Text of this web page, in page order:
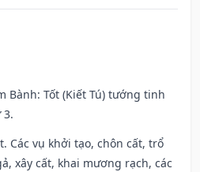
Bành: Tốt (Kiết Tú) tướng tinh
3.
Các vụ khởi tạo, chôn cất, trổ
xây cất, khai mương rạch, các